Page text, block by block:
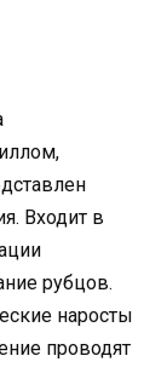
Входит в
рубцов.
наросты
проводят